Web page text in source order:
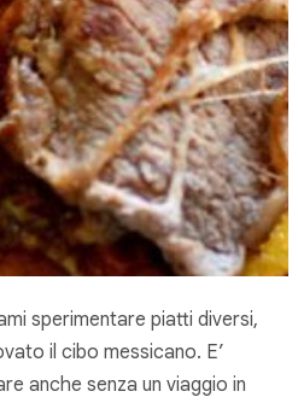
sperimentare piatti diversi,
il cibo messicano. E’
anche senza un viaggio in